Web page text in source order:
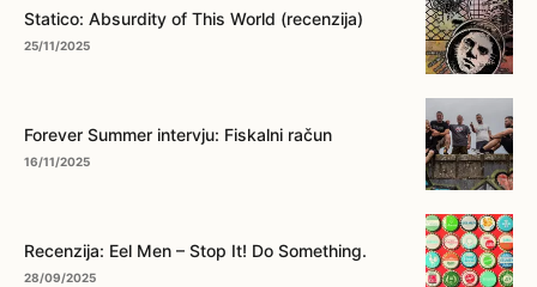
Statico: Absurdity of This World (recenzija)
25/11/2025
Forever Summer intervju: Fiskalni račun
16/11/2025
Recenzija: Eel Men – Stop It! Do Something.
28/09/2025